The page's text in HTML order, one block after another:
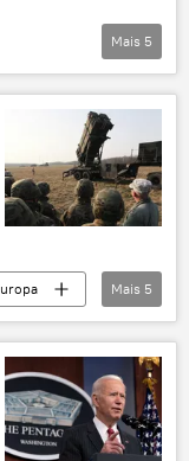
Mais 5
EUA
Mais 5